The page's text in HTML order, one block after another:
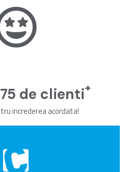
de clienti+
increderea acordata!